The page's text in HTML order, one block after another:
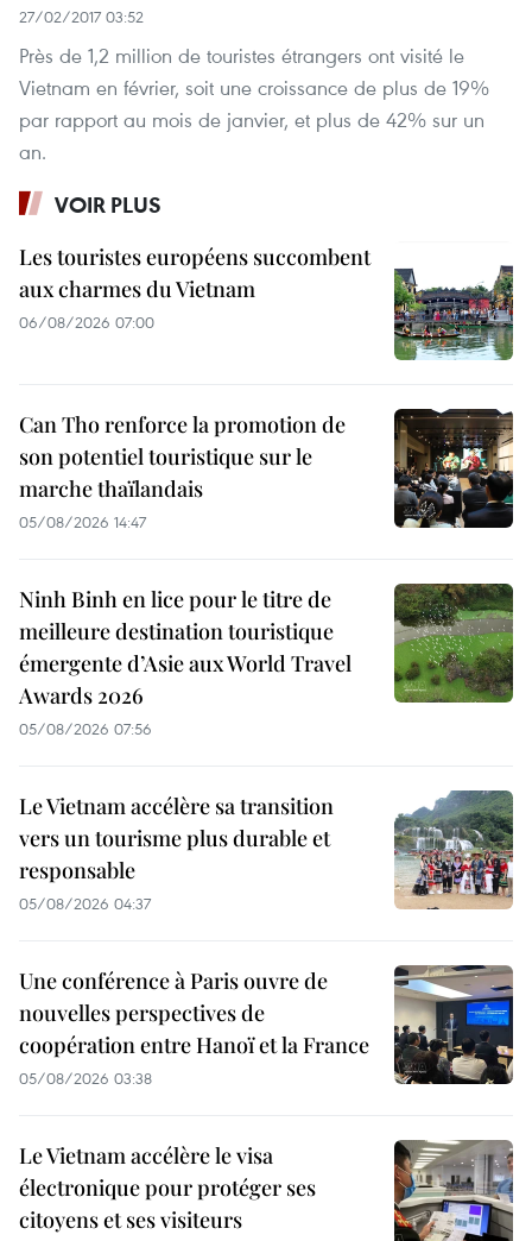
27/02/2017 03:52
Près de 1,2 million de touristes étrangers ont visité le
Vietnam en février, soit une croissance de plus de 19%
par rapport au mois de janvier, et plus de 42% sur un
an.
VOIR PLUS
Les touristes européens succombent
aux charmes du Vietnam
06/08/2026 07:00
Can Tho renforce la promotion de
son potentiel touristique sur le
marche thaïlandais
05/08/2026 14:47
Ninh Binh en lice pour le titre de
meilleure destination touristique
émergente d’Asie aux World Travel
Awards 2026
05/08/2026 07:56
Le Vietnam accélère sa transition
vers un tourisme plus durable et
responsable
05/08/2026 04:37
Une conférence à Paris ouvre de
nouvelles perspectives de
coopération entre Hanoï et la France
05/08/2026 03:38
Le Vietnam accélère le visa
électronique pour protéger ses
citoyens et ses visiteurs